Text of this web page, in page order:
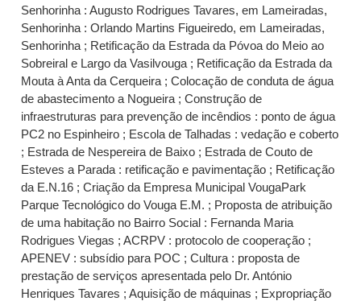
Senhorinha : Augusto Rodrigues Tavares, em Lameiradas,
Senhorinha : Orlando Martins Figueiredo, em Lameiradas,
Senhorinha ; Retificação da Estrada da Póvoa do Meio ao
Sobreiral e Largo da Vasilvouga ; Retificação da Estrada da
Mouta à Anta da Cerqueira ; Colocação de conduta de água
de abastecimento a Nogueira ; Construção de
infraestruturas para prevenção de incêndios : ponto de água
PC2 no Espinheiro ; Escola de Talhadas : vedação e coberto
; Estrada de Nespereira de Baixo ; Estrada de Couto de
Esteves a Parada : retificação e pavimentação ; Retificação
da E.N.16 ; Criação da Empresa Municipal VougaPark
Parque Tecnológico do Vouga E.M. ; Proposta de atribuição
de uma habitação no Bairro Social : Fernanda Maria
Rodrigues Viegas ; ACRPV : protocolo de cooperação ;
APENEV : subsídio para POC ; Cultura : proposta de
prestação de serviços apresentada pelo Dr. António
Henriques Tavares ; Aquisição de máquinas ; Expropriação